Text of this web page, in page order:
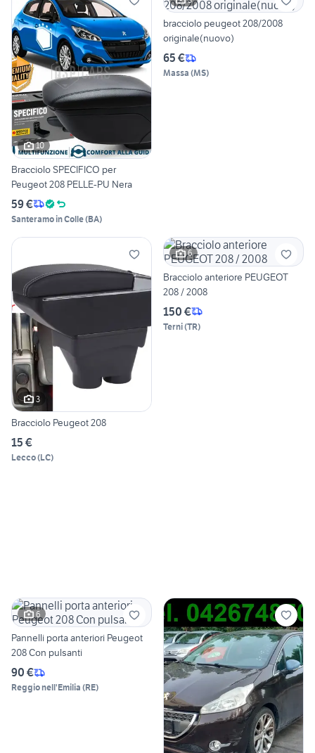
10
Bracciolo SPECIFICO per
Peugeot 208 PELLE-PU Nera
59 €
Santeramo in Colle(BA)
bracciolo peugeot 208/2008
originale(nuovo)
65 €
Massa (MS)
3
Bracciolo Peugeot 208
15 €
Lecco(LC)
6
Bracciolo anteriore PEUGEOT
208 / 2008
150 €
Terni(TR)
6
Pannelli porta anteriori Peugeot
208 Con pulsanti
90 €
Reggio nell'Emilia (RE)